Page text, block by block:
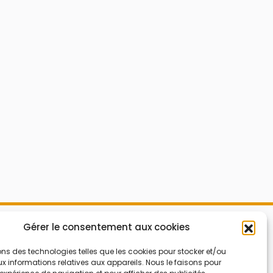
Gérer le consentement aux cookies
des technologies telles que les cookies pour stocker et/ou
informations relatives aux appareils. Nous le faisons pour
Bons Bonnes affaires
Code réduction